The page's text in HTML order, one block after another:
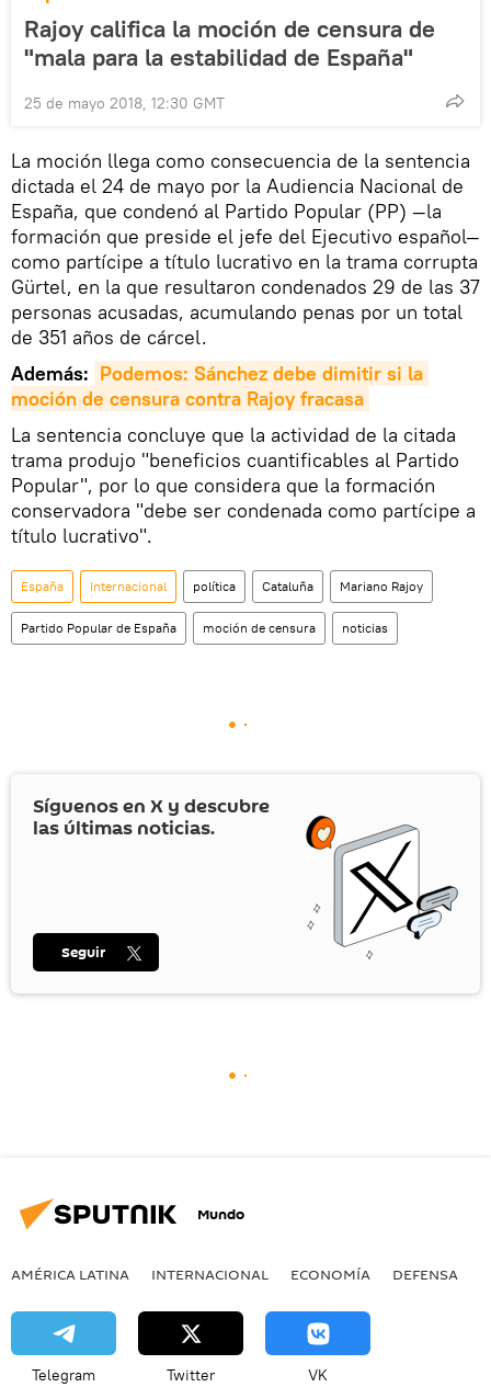
Rajoy califica la moción de censura de
"mala para la estabilidad de España"
25 de mayo 2018, 12:30 GMT
La moción llega como consecuencia de la sentencia
dictada el 24 de mayo por la Audiencia Nacional de
España, que condenó al Partido Popular (PP) —la
formación que preside el jefe del Ejecutivo español—
como partícipe a título lucrativo en la trama corrupta
Gürtel, en la que resultaron condenados 29 de las 37
personas acusadas, acumulando penas por un total
de 351 años de cárcel.
Además: Podemos: Sánchez debe dimitir si la
moción de censura contra Rajoy fracasa
La sentencia concluye que la actividad de la citada
trama produjo "beneficios cuantificables al Partido
Popular", por lo que considera que la formación
conservadora "debe ser condenada como partícipe a
título lucrativo".
España Internacional política Cataluña Mariano Rajoy
Partido Popular de España moción de censura noticias
Síguenos en X y descubre
las últimas noticias.
Seguir
Mundo
AMÉRICA LATINA INTERNACIONAL ECONOMÍA DEFENSA
Telegram Twitter VK